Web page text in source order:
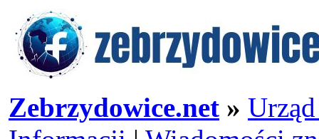
Zebrzydowice.net »